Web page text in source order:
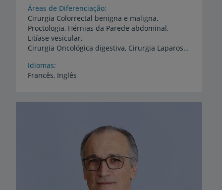
Áreas de Diferenciação
Cirurgia Colorrectal benigna e maligna,
Proctologia, Hérnias da Parede abdominal,
Litíase vesicular,
Cirurgia Oncológica digestiva, Cirurgia Laparoscópica e minimamente invasiva
Idiomas
Francês, Inglês